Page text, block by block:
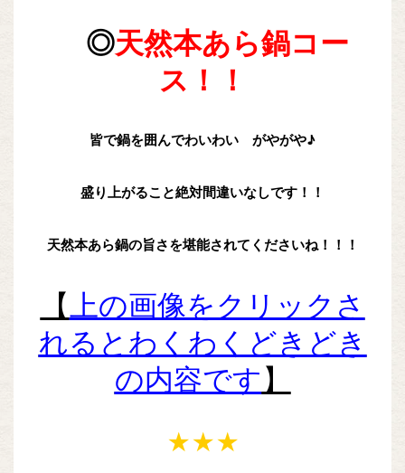
◎天然本あら鍋コー
ス！！
皆で鍋を囲んでわいわい がやがや♪
盛り上がること絶対間違いなしです！！
天然本あら鍋の旨さを堪能されてくださいね！！！
【 上の画像をクリックさ
れるとわくわくどきどき
の内容です】
★★★